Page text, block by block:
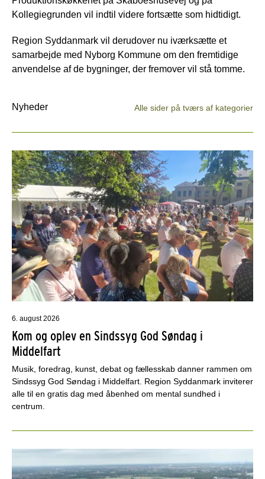
Kollegiegrunden vil indtil videre fortsætte som hidtidigt.
Region Syddanmark vil derudover nu iværksætte et
samarbejde med Nyborg Kommune om den fremtidige
anvendelse af de bygninger, der fremover vil stå tomme.
Nyheder Alle sider på tværs af kategorier
6. august 2026
Kom og oplev en Sindssyg God Søndag i
Middelfart
Musik, foredrag, kunst, debat og fællesskab danner rammen om
Sindssyg God Søndag i Middelfart. Region Syddanmark inviterer
alle til en gratis dag med åbenhed om mental sundhed i
centrum.